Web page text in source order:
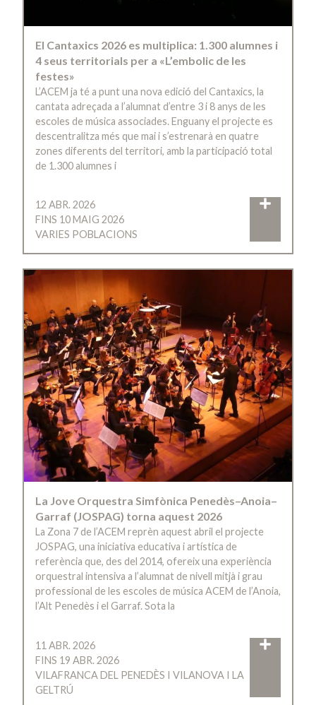
El Cantaxics 2026 es multiplica: 1.300 alumnes i
4 seus territorials per a «L’embolic de les
festes»
L’ACEM ja té a punt una nova edició del Cantaxics, la
cantata adreçada a l’alumnat d’entre 3 i 8 anys de les
escoles de música associades. Enguany el projecte es
descentralitza més que mai i s’estrenarà en quatre
zones diferents del territori, amb la participació total
de 1.300 alumnes i
12 ABR. 2026
FINS 10 MAIG 2026
VARIES POBLACIONS
La Jove Orquestra Simfònica Penedès–Anoia–
Garraf (JOSPAG) torna aquest 2026
La Zona 7 de l’ACEM reprèn aquest abril el projecte
JOSPAG, una iniciativa educativa i artística de
referència que, des del 2014, ofereix una experiència
orquestral intensiva a l’alumnat de nivell mitjà i grau
professional de les escoles de música ACEM de l’Anoia,
l’Alt Penedès i el Garraf. Sota la
11 ABR. 2026
FINS 19 ABR. 2026
VILAFRANCA DEL PENEDÈS I VILANOVA I LA
GELTRÚ